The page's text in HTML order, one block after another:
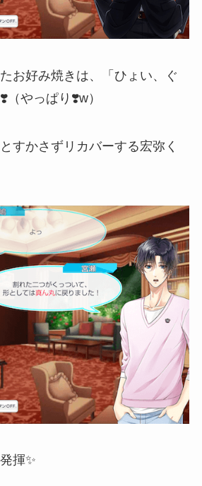
お好み焼きは、「ひょい、ぐ
やっぱり❣️w）
すかさずリカバーする宏弥く
揮✨